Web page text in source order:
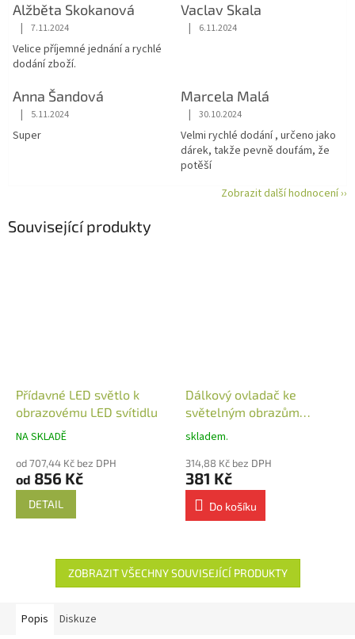
Alžběta Skokanová
Hodnocení obchodu je 5 z 5 hvězdiček.
| 7.11.2024
Velice příjemné jednání a rychlé
dodání zboží.
Vaclav Skala
Hodnocení obchodu je 5 z 5
| 6.11.2024
Anna Šandová
Hodnocení obchodu je 5 z 5 hvězdiček.
| 5.11.2024
Super
Marcela Malá
Hodnocení obchodu je 5 z 5
| 30.10.2024
Velmi rychlé dodání , určeno jako
dárek, takže pevně doufám, že
potěší
Zobrazit další hodnocení ››
Související produkty
Přídavné LED světlo k
obrazovému LED svítidlu
NA SKLADĚ
od 707,44 Kč bez DPH
od 856 Kč
DETAIL
Dálkový ovladač ke
světelným obrazům
nástěnný
skladem.
314,88 Kč bez DPH
381 Kč
Do košíku
ZOBRAZIT VŠECHNY SOUVISEJÍCÍ PRODUKTY
Popis Diskuze